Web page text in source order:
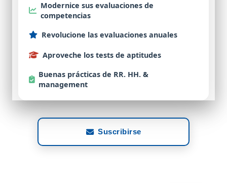
Modernice sus evaluaciones de
competencias
Revolucione las evaluaciones anuales
Aproveche los tests de aptitudes
Buenas prácticas de RR. HH. &
management
Suscribirse